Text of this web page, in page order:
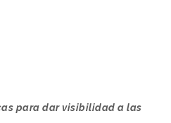
para dar visibilidad a las